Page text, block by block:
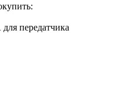
передатчика